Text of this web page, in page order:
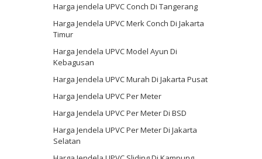
Harga jendela UPVC Conch Di Tangerang
Harga Jendela UPVC Merk Conch Di Jakarta
Timur
Harga Jendela UPVC Model Ayun Di
Kebagusan
Harga Jendela UPVC Murah Di Jakarta Pusat
Harga Jendela UPVC Per Meter
Harga Jendela UPVC Per Meter Di BSD
Harga Jendela UPVC Per Meter Di Jakarta
Selatan